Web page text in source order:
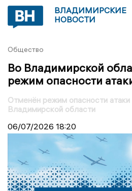
ВЛАДИМИРСКИЕ
НОВОСТИ
Общество
Во Владимирской
режим опасности
Отменён режим опасности
Владимирской области
06/07/2026 18:20